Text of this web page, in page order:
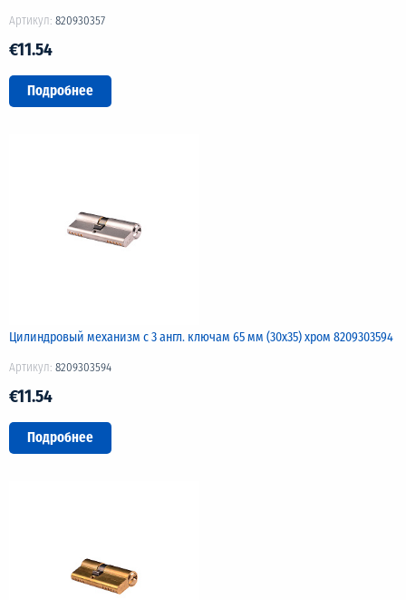
Артикул: 820930357
€11.54
Подробнее
Цилиндровый механизм с 3 англ. ключам 65 мм (30х35) хром 8209303594
Артикул: 8209303594
€11.54
Подробнее